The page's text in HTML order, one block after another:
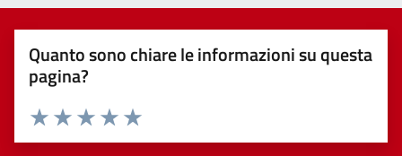
Quanto sono chiare le informazioni su questa
pagina?
Valuta 5 stelle su 5
Valuta 4 stelle su 5
Valuta 3 stelle su 5
Valuta 2 stelle su 5
Valuta 1 stelle su 5